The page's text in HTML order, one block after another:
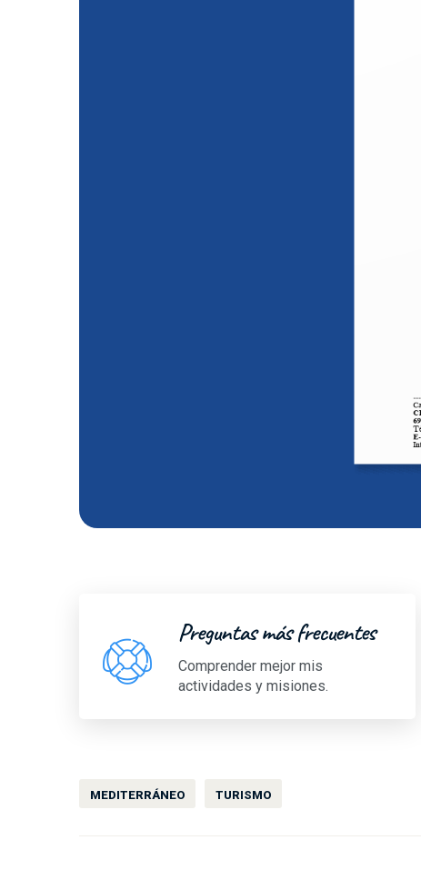
Preguntas más frecuentes
Comprender mejor mis
actividades y misiones.
MEDITERRÁNEO TURISMO